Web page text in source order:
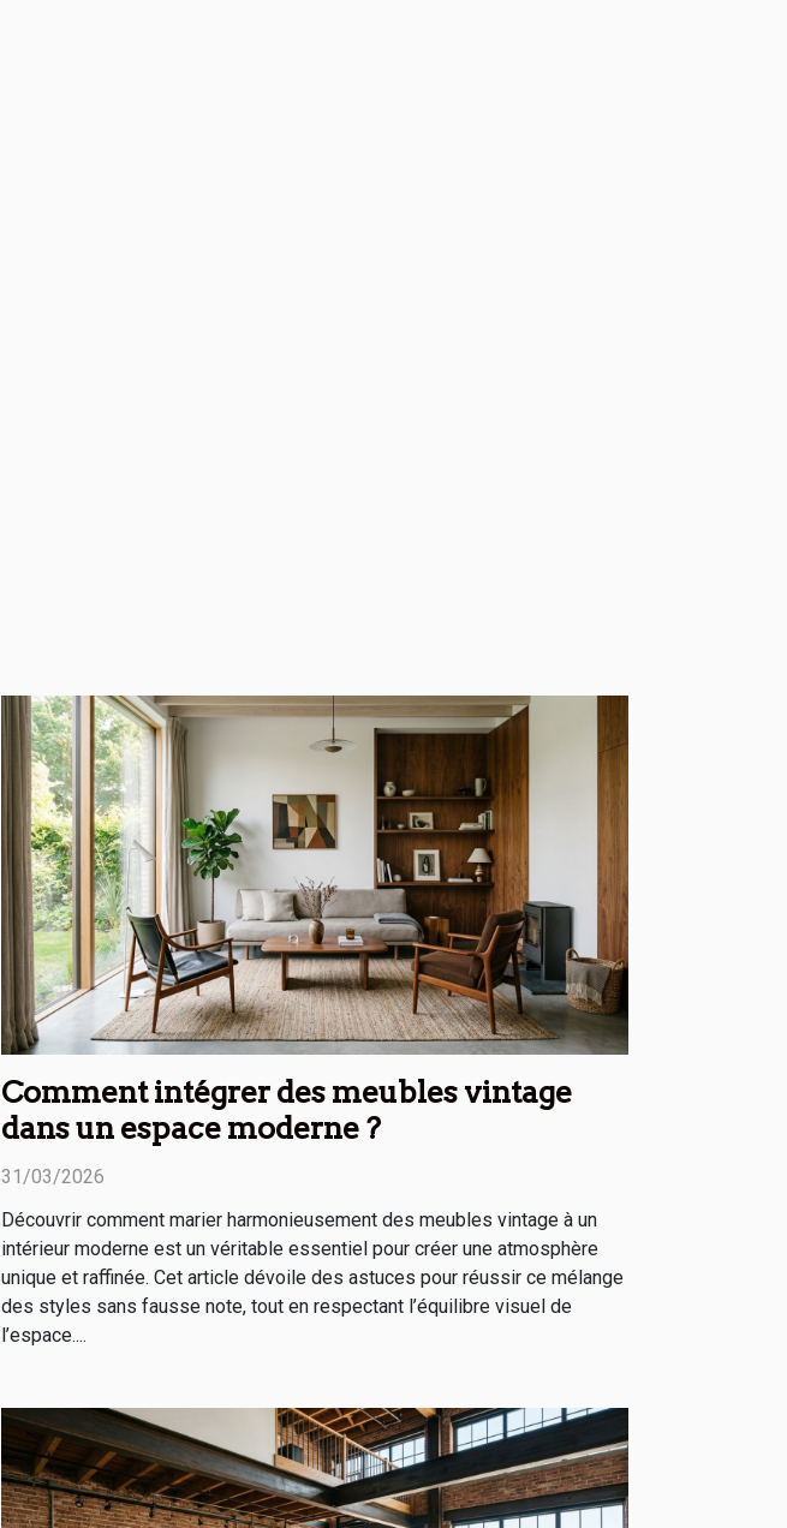
Comment intégrer des meubles vintage
dans un espace moderne ?
31/03/2026
Découvrir comment marier harmonieusement des meubles vintage à un
intérieur moderne est un véritable essentiel pour créer une atmosphère
unique et raffinée. Cet article dévoile des astuces pour réussir ce mélange
des styles sans fausse note, tout en respectant l’équilibre visuel de
l’espace....